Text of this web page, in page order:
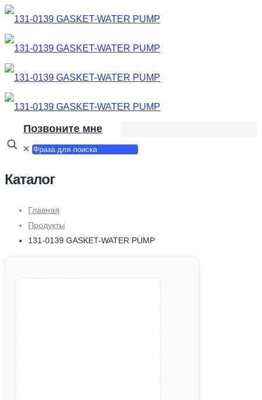
Позвоните мне
✕
Каталог
Главная
Продукты
131-0139 GASKET-WATER PUMP